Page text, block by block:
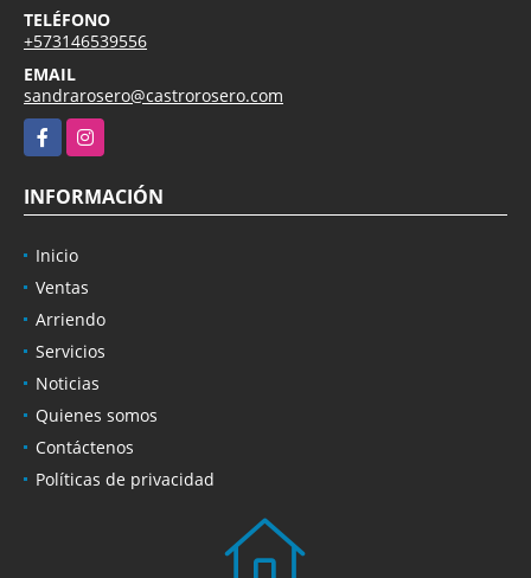
TELÉFONO
+573146539556
EMAIL
sandrarosero@castrorosero.com
FacebookInstagram
INFORMACIÓN
Inicio
Ventas
Arriendo
Servicios
Noticias
Quienes somos
Contáctenos
Políticas de privacidad